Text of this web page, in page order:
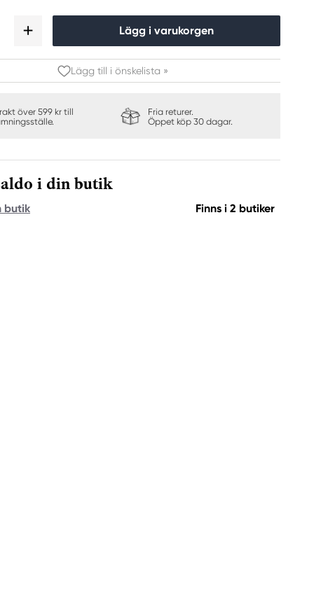
Lägg i varukorgen
Lägg till i önskelista »
över 599 kr till
Fria returer.
Öppet köp 30 dagar.
i din butik
butik Finns i 2 butiker